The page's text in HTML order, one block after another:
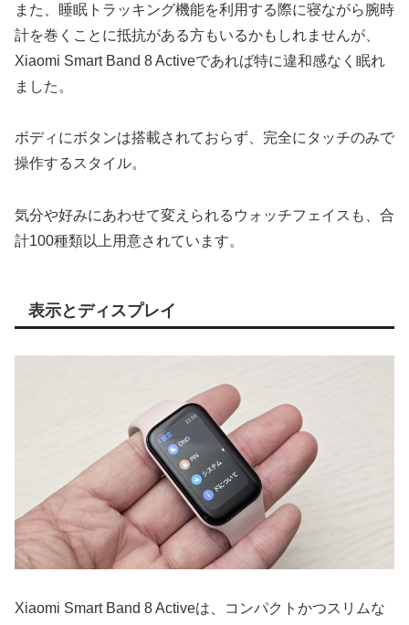
また、睡眠トラッキング機能を利用する際に寝ながら腕時
計を巻くことに抵抗がある方もいるかもしれませんが、
Xiaomi Smart Band 8 Activeであれば特に違和感なく眠れ
ました。
ボディにボタンは搭載されておらず、完全にタッチのみで
操作するスタイル。
気分や好みにあわせて変えられるウォッチフェイスも、合
計100種類以上用意されています。
表示とディスプレイ
Xiaomi Smart Band 8 Activeは、コンパクトかつスリムな